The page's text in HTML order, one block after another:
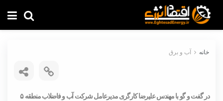
خانه آب و برق
در گفت و گو با مهندس علیرضا کارگری مدیرعامل شرکت آب و فاضلاب منطقه ۵